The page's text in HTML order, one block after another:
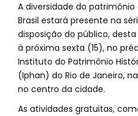
A diversidade do
Brasil estará presente na
disposição do público,
à próxima sexta (15), no
Instituto do Patrimônio
(Iphan) do Rio de Janeiro,
no centro da cidade.
As atividades gratuitas,